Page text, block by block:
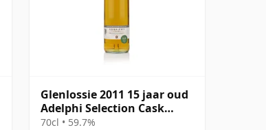
Glenlossie 2011 15 jaar oud
Adelphi Selection Cask
#35430
70cl • 59.7%